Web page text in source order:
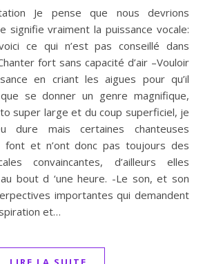
signifie vraiment la puissance vocale:
ce qui n’est pas conseillé dans
fort sans capacité d’air –Vouloir
en criant les aigues pour qu’il
se donner un genre magnifique,
super large et du coup superficiel, je
mais certaines chanteuses
font et n’ont donc pas toujours des
convaincantes, d’ailleurs elles
bout d ‘une heure. -Le son, et son
importantes qui demandent
et…